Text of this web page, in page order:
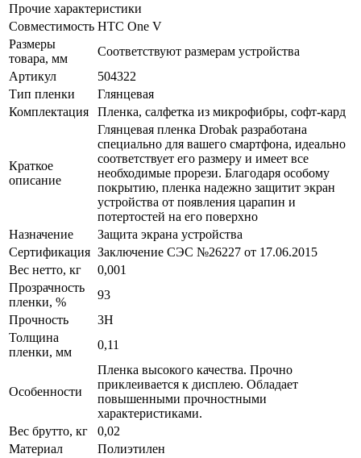
Прочие характеристики
Совместимость HTC One V
Размеры
товара, мм
Соответствуют размерам устройства
Артикул
504322
Тип пленки
Глянцевая
Комплектация
Пленка, салфетка из микрофибры, софт-кард
Краткое
описание
Глянцевая пленка Drobak разработана
специально для вашего смартфона, идеально
соответствует его размеру и имеет все
необходимые прорези. Благодаря особому
покрытию, пленка надежно защитит экран
устройства от появления царапин и
потертостей на его поверхно
Назначение
Защита экрана устройства
Сертификация Заключение СЭС №26227 от 17.06.2015
Вес нетто, кг
0,001
Прозрачность
пленки, %
93
Прочность
3H
Толщина
пленки, мм
0,11
Особенности
Пленка высокого качества. Прочно
приклеивается к дисплею. Обладает
повышенными прочностными
характеристиками.
Вес брутто, кг
0,02
Материал
Полиэтилен